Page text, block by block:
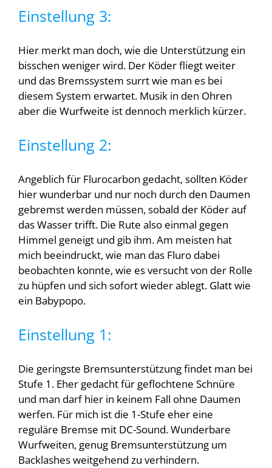
Einstellung 3:
Hier merkt man doch, wie die Unterstützung ein
bisschen weniger wird. Der Köder fliegt weiter
und das Bremssystem surrt wie man es bei
diesem System erwartet. Musik in den Ohren
aber die Wurfweite ist dennoch merklich kürzer.
Einstellung 2:
Angeblich für Flurocarbon gedacht, sollten Köder
hier wunderbar und nur noch durch den Daumen
gebremst werden müssen, sobald der Köder auf
das Wasser trifft. Die Rute also einmal gegen
Himmel geneigt und gib ihm. Am meisten hat
mich beeindruckt, wie man das Fluro dabei
beobachten konnte, wie es versucht von der Rolle
zu hüpfen und sich sofort wieder ablegt. Glatt wie
ein Babypopo.
Einstellung 1:
Die geringste Bremsunterstützung findet man bei
Stufe 1. Eher gedacht für geflochtene Schnüre
und man darf hier in keinem Fall ohne Daumen
werfen. Für mich ist die 1-Stufe eher eine
reguläre Bremse mit DC-Sound. Wunderbare
Wurfweiten, genug Bremsunterstützung um
Backlashes weitgehend zu verhindern.